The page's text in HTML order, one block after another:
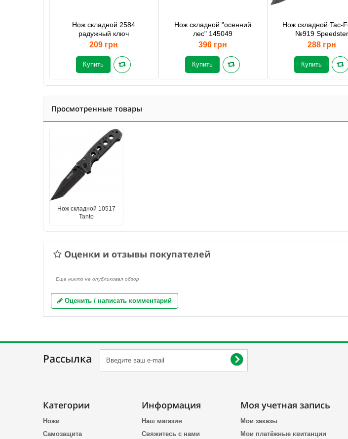
Нож складной 2584
радужный ключ
209 грн
Купить
Нож складной "осенний
лес" 145049
396 грн
Купить
Нож складной Tac-
№919 Speedster
288 грн
Купить
Просмотренные товары
Нож складной 10517
Tanto
Оценки и отзывы покупателей
Еще никто не опубликовал обзор
Оценить / написать комментарий
Рассылка
Категории
Ножи
Самозащита
Информация
Наш магазин
Свяжитесь с нами
Моя учетная запись
Мои заказы
Мои платёжные квитанции